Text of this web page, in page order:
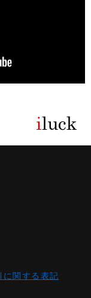
に関する表記